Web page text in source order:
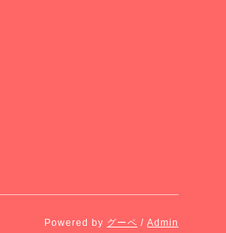
Powered by グーペ / Admin